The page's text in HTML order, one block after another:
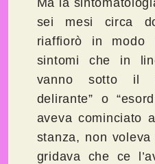
sei mesi circa
riaffiorò in modo
sintomi che in
vanno sotto il
delirante” o
aveva cominciato
stanza, non
gridava che ce